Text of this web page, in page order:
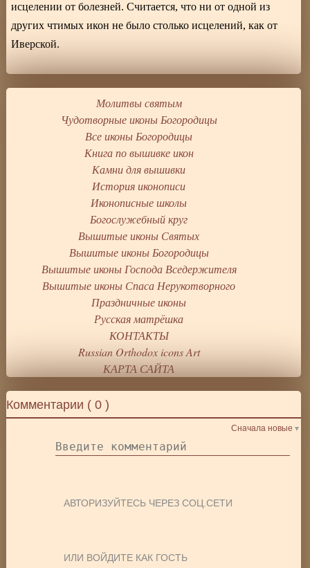
исцелении от болезней. Считается, что ни от одной из
других чтимых икон не было столько исцелений, как от
Иверской.
Комментарии (0 )
Сначала новые
АВТОРИЗУЙТЕСЬ ЧЕРЕЗ СОЦ.СЕТИ
ИЛИ ВОЙДИТЕ КАК ГОСТЬ
Молитвы святым
Чудотворные иконы Богородицы
Все иконы Богородицы
Книга по вышивке икон
Камни для вышивки
История иконописи
Иконописные школы
Богослужебный круг
Вышитые иконы Святых
Вышитые иконы Богородицы
Вышитые иконы Господа Вседержителя
Вышитые иконы Спаса Нерукотворного
Праздничные иконы
Русская матрёшка
КОНТАКТЫ
Russian Orthodox icons Art
КАРТА САЙТА